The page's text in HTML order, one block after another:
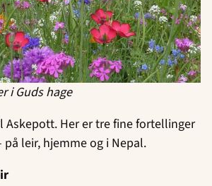
i Guds hage
Askepott. Her er tre fine fortellinger
leir, hjemme og i Nepal.